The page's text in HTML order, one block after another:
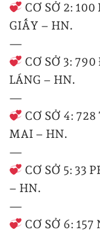
CƠ SỞ 2:
GIẤY – HN.
—
CƠ SỞ 3:
LÁNG – HN.
—
CƠ SỞ 4:
MAI – HN.
—
CƠ SỞ 5: 33
– HN.
—
CƠ SỞ 6: